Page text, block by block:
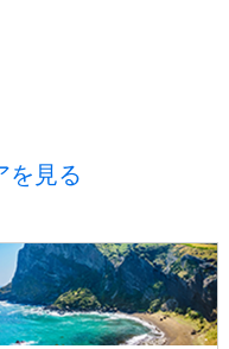
を見る